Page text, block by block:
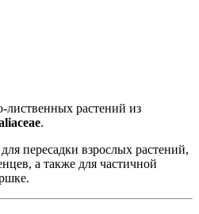
лиственных растений из
.
пересадки взрослых растений,
а также для частичной